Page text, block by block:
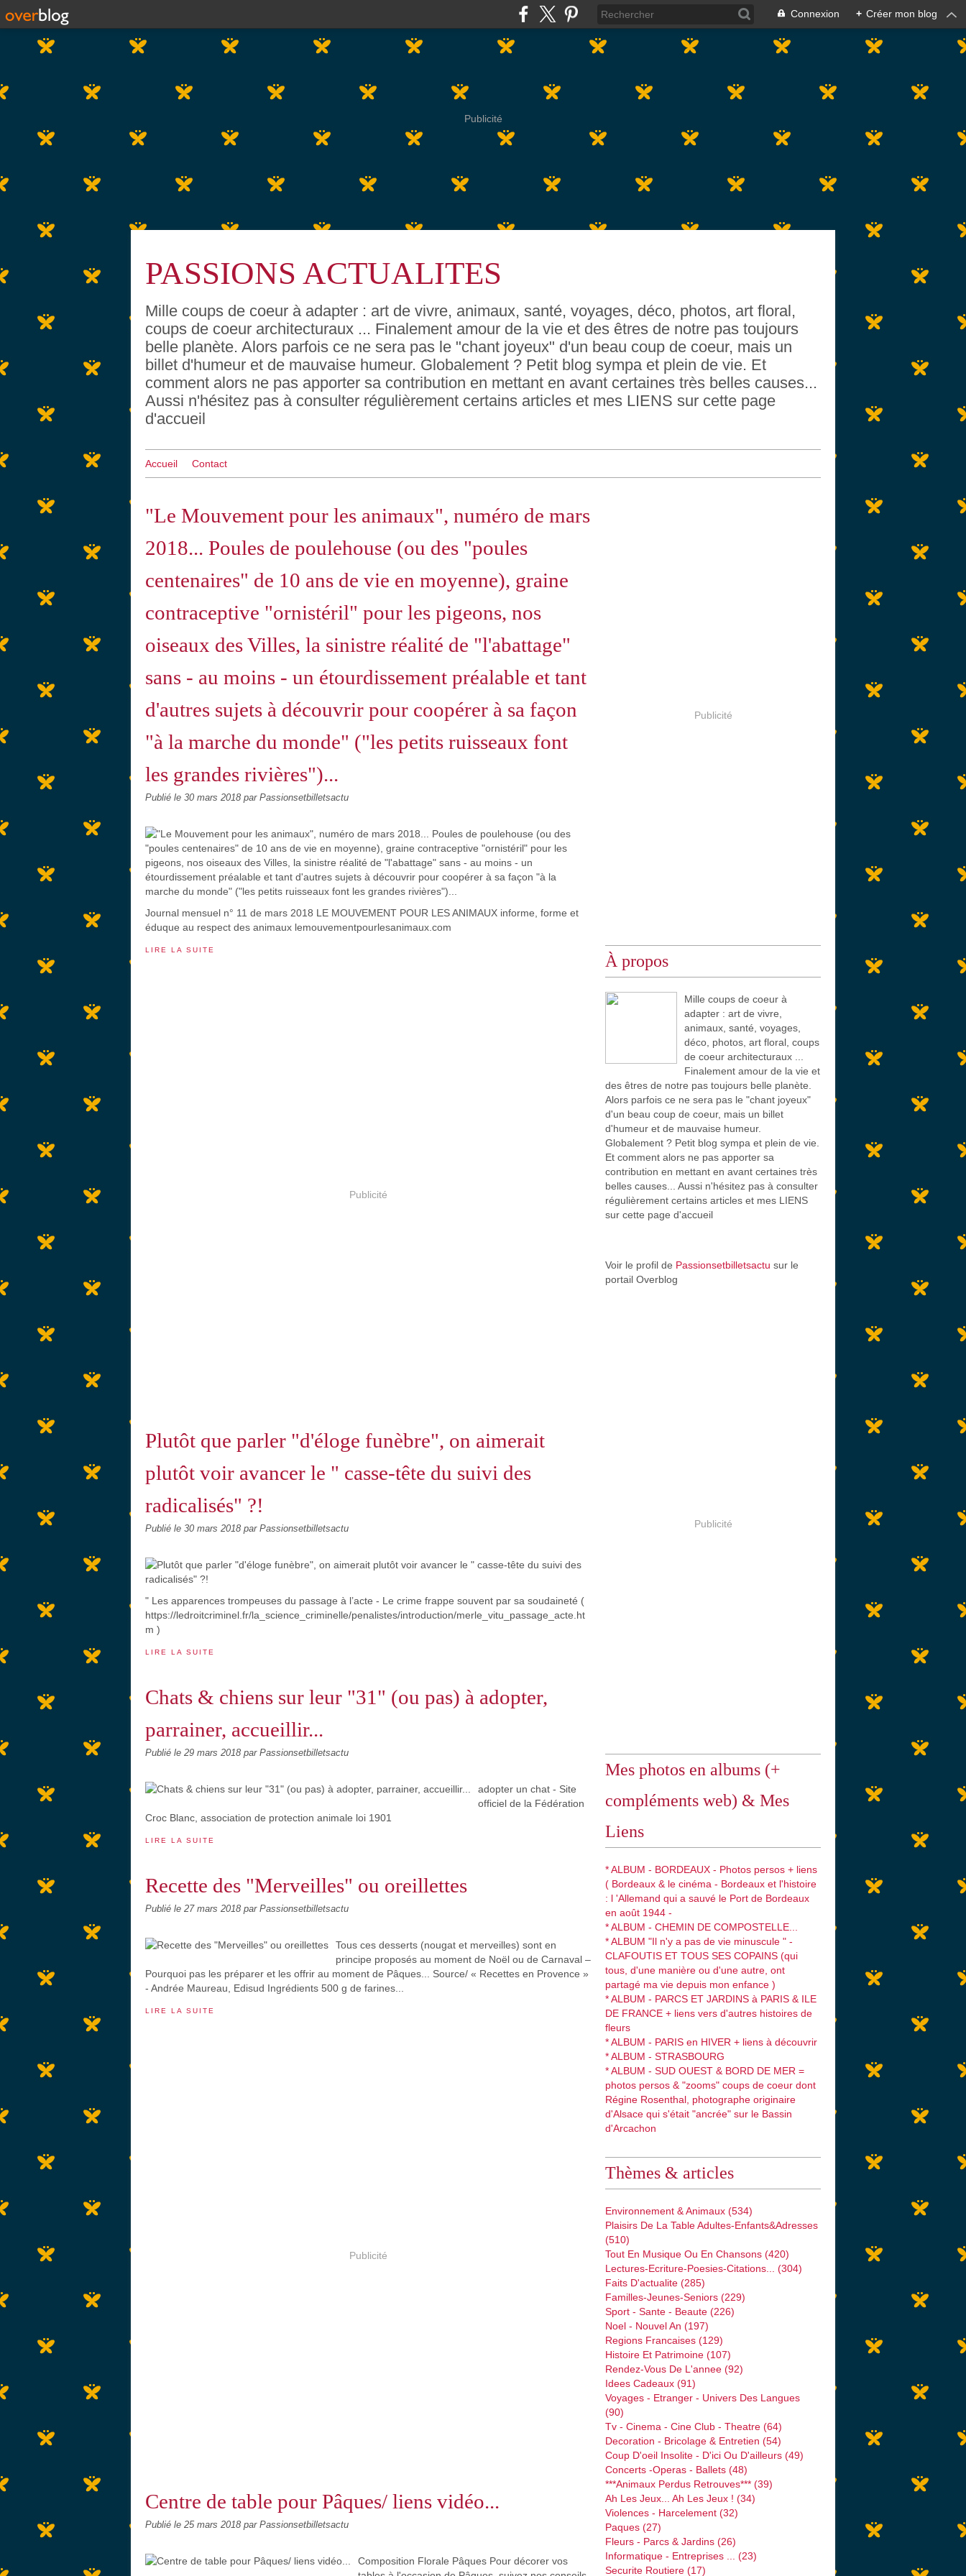
Connexion + Créer mon blog
Publicité
PASSIONS ACTUALITES
Mille coups de coeur à adapter : art de vivre, animaux, santé, voyages, déco, photos, art floral,
coups de coeur architecturaux ... Finalement amour de la vie et des êtres de notre pas toujours
belle planète. Alors parfois ce ne sera pas le "chant joyeux" d'un beau coup de coeur, mais un
billet d'humeur et de mauvaise humeur. Globalement ? Petit blog sympa et plein de vie. Et
comment alors ne pas apporter sa contribution en mettant en avant certaines très belles causes...
Aussi n'hésitez pas à consulter régulièrement certains articles et mes LIENS sur cette page
d'accueil
Accueil Contact
"Le Mouvement pour les animaux", numéro de mars
2018... Poules de poulehouse (ou des "poules
centenaires" de 10 ans de vie en moyenne), graine
contraceptive "ornistéril" pour les pigeons, nos
oiseaux des Villes, la sinistre réalité de "l'abattage"
sans - au moins - un étourdissement préalable et tant
d'autres sujets à découvrir pour coopérer à sa façon
"à la marche du monde" ("les petits ruisseaux font
les grandes rivières")...
Publié le 30 mars 2018 par Passionsetbilletsactu
Journal mensuel n° 11 de mars 2018 LE MOUVEMENT POUR LES ANIMAUX informe, forme et
éduque au respect des animaux lemouvementpourlesanimaux.com
LIRE LA SUITE
Publicité
Plutôt que parler "d'éloge funèbre", on aimerait
plutôt voir avancer le " casse-tête du suivi des
radicalisés" ?!
Publié le 30 mars 2018 par Passionsetbilletsactu
" Les apparences trompeuses du passage à l’acte - Le crime frappe souvent par sa soudaineté (
https://ledroitcriminel.fr/la_science_criminelle/penalistes/introduction/merle_vitu_passage_acte.ht
m )
LIRE LA SUITE
Chats & chiens sur leur "31" (ou pas) à adopter,
parrainer, accueillir...
Publié le 29 mars 2018 par Passionsetbilletsactu
adopter un chat - Site
officiel de la Fédération
Croc Blanc, association de protection animale loi 1901
LIRE LA SUITE
Recette des "Merveilles" ou oreillettes
Publié le 27 mars 2018 par Passionsetbilletsactu
Tous ces desserts (nougat et merveilles) sont en
principe proposés au moment de Noël ou de Carnaval –
Pourquoi pas les préparer et les offrir au moment de Pâques... Source/ « Recettes en Provence »
- Andrée Maureau, Edisud Ingrédients 500 g de farines...
LIRE LA SUITE
Publicité
Centre de table pour Pâques/ liens vidéo...
Publié le 25 mars 2018 par Passionsetbilletsactu
Composition Florale Pâques Pour décorer vos
Publicité
À propos
Mille coups de coeur à
adapter : art de vivre,
animaux, santé, voyages,
déco, photos, art floral, coups
de coeur architecturaux ...
Finalement amour de la vie et
des êtres de notre pas toujours belle planète.
Alors parfois ce ne sera pas le "chant joyeux"
d'un beau coup de coeur, mais un billet
d'humeur et de mauvaise humeur.
Globalement ? Petit blog sympa et plein de vie.
Et comment alors ne pas apporter sa
contribution en mettant en avant certaines très
belles causes... Aussi n'hésitez pas à consulter
régulièrement certains articles et mes LIENS
sur cette page d'accueil
Voir le profil de Passionsetbilletsactu sur le
portail Overblog
Publicité
Mes photos en albums (+
compléments web) & Mes
Liens
* ALBUM - BORDEAUX - Photos persos + liens
( Bordeaux & le cinéma - Bordeaux et l'histoire
: l 'Allemand qui a sauvé le Port de Bordeaux
en août 1944 -
* ALBUM - CHEMIN DE COMPOSTELLE...
* ALBUM "Il n'y a pas de vie minuscule " -
CLAFOUTIS ET TOUS SES COPAINS (qui
tous, d'une manière ou d'une autre, ont
partagé ma vie depuis mon enfance )
* ALBUM - PARCS ET JARDINS à PARIS & ILE
DE FRANCE + liens vers d'autres histoires de
fleurs
* ALBUM - PARIS en HIVER + liens à découvrir
* ALBUM - STRASBOURG
* ALBUM - SUD OUEST & BORD DE MER =
photos persos & "zooms" coups de coeur dont
Régine Rosenthal, photographe originaire
d'Alsace qui s'était "ancrée" sur le Bassin
d'Arcachon
Thèmes & articles
Environnement & Animaux (534)
Plaisirs De La Table Adultes-Enfants&adresses
(510)
Tout En Musique Ou En Chansons (420)
Lectures-Ecriture-Poesies-Citations...
(304)
Faits D'actualite (285)
Familles-Jeunes-Seniors (229)
Sport - Sante - Beaute (226)
Noel - Nouvel An (197)
Regions Francaises (129)
Histoire Et Patrimoine (107)
Rendez-Vous De L'annee (92)
Idees Cadeaux (91)
Voyages - Etranger - Univers Des Langues
(90)
Tv - Cinema - Cine Club - Theatre (64)
Decoration - Bricolage & Entretien (54)
Coup D'oeil Insolite - D'ici Ou D'ailleurs (49)
Concerts -operas - Ballets (48)
***animaux Perdus Retrouves*** (39)
Ah Les Jeux... Ah Les Jeux ! (34)
Violences - Harcelement (32)
Paques (27)
Fleurs - Parcs & Jardins (26)
Informatique - Entreprises ...
(23)
Securite Routiere (17)